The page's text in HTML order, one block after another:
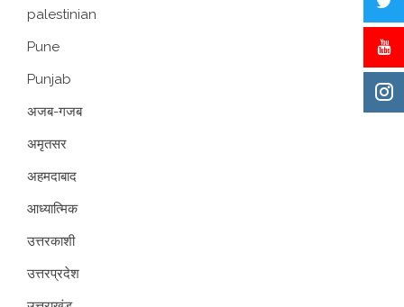
palestinian
Pune
Punjab
अजब-गजब
अमृतसर
अहमदाबाद
आध्यात्मिक
उत्तरकाशी
उत्तरप्रदेश